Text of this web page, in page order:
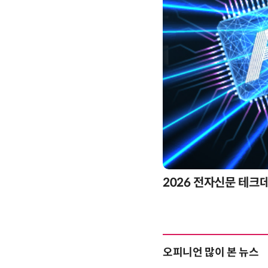
2026 전자신문 테크
오피니언 많이 본 뉴스